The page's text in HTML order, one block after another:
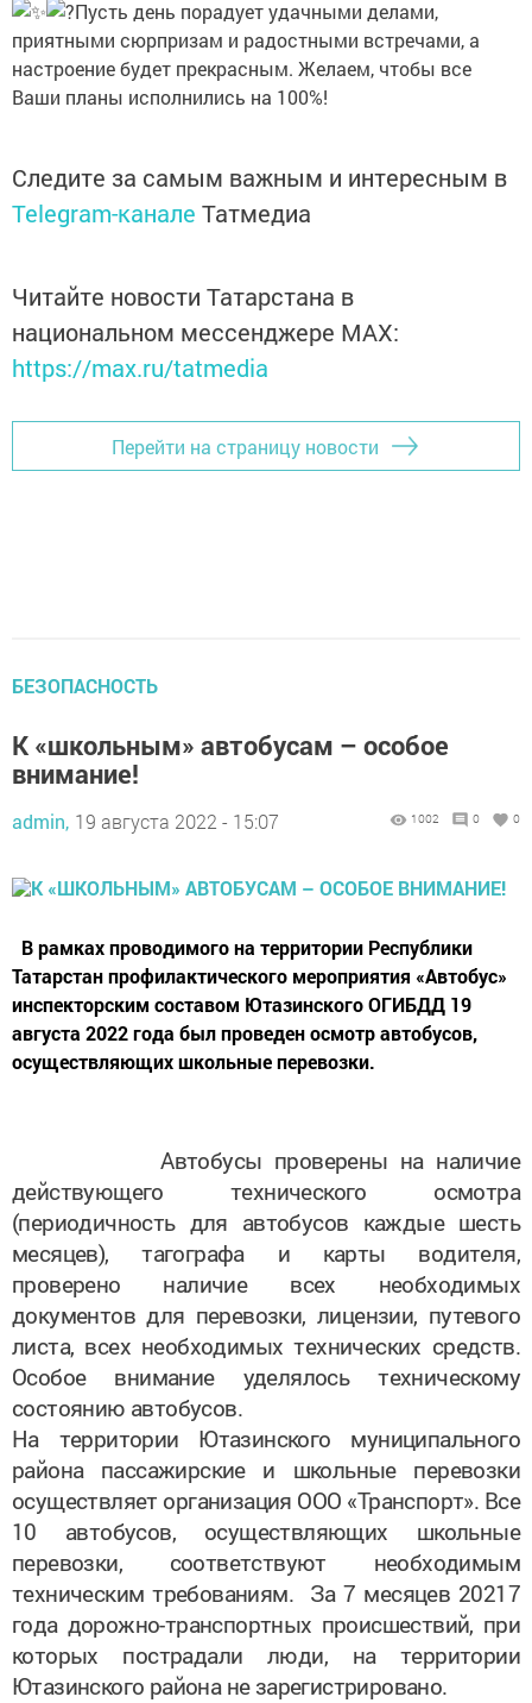
Пусть день порадует удачными делами,
приятными сюрпризам и радостными встречами, а
настроение будет прекрасным. Желаем, чтобы все
Ваши планы исполнились на 100%!
Следите за самым важным и интересным в
Telegram-канале Татмедиа
Читайте новости Татарстана в
национальном мессенджере MАХ:
https://max.ru/tatmedia
Перейти на страницу новости
БЕЗОПАСНОСТЬ
К «школьным» автобусам – особое
внимание!
admin, 19 августа 2022 - 15:07 1002 0 0
В рамках проводимого на территории Республики
Татарстан профилактического мероприятия «Автобус»
инспекторским составом Ютазинского ОГИБДД 19
августа 2022 года был проведен осмотр автобусов,
осуществляющих школьные перевозки.
Автобусы проверены на наличие
действующего технического осмотра
(периодичность для автобусов каждые шесть
месяцев), тагографа и карты водителя,
проверено наличие всех необходимых
документов для перевозки, лицензии, путевого
листа, всех необходимых технических средств.
Особое внимание уделялось техническому
состоянию автобусов.
На территории Ютазинского муниципального
района пассажирские и школьные перевозки
осуществляет организация ООО «Транспорт». Все
10 автобусов, осуществляющих школьные
перевозки, соответствуют необходимым
техническим требованиям. За 7 месяцев 20217
года дорожно-транспортных происшествий, при
которых пострадали люди, на территории
Ютазинского района не зарегистрировано.